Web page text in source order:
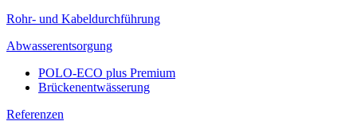
Rohr- und Kabeldurchführung
Abwasserentsorgung
POLO-ECO plus Premium
Brückenentwässerung
Referenzen